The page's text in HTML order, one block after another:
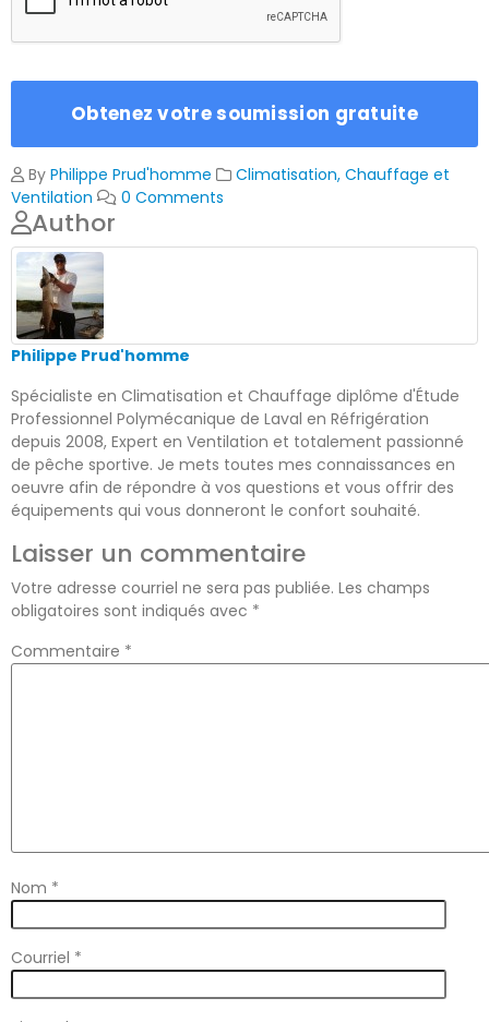
Obtenez votre soumission gratuite
By Philippe Prud'homme
Climatisation, Chauffage et
Ventilation
0 Comments
Author
Philippe Prud'homme
Spécialiste en Climatisation et Chauffage diplôme d'Étude
Professionnel Polymécanique de Laval en Réfrigération
depuis 2008, Expert en Ventilation et totalement passionné
de pêche sportive. Je mets toutes mes connaissances en
oeuvre afin de répondre à vos questions et vous offrir des
équipements qui vous donneront le confort souhaité.
Laisser un commentaire
Votre adresse courriel ne sera pas publiée. Les champs
obligatoires sont indiqués avec *
Commentaire *
Nom *
Courriel *